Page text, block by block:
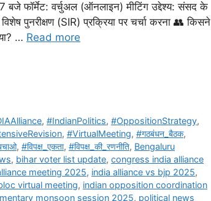
फॉर्मेट: वर्चुअल (ऑनलाइन) मीटिंग उद्देश्य: संसद के
पुनरीक्षण (SIR) प्रक्रिया पर चर्चा करना 👥 किसने
… Read more
,#IndianPolitics,#OppositionStrategy,
, #VirtualMeeting, #गठबंधन_बैठक,
, #विपक्ष_एकता, #विपक्ष_की_रणनीति, Bengaluru
, bihar voter list update, congress india alliance
meeting 2025, india alliance vs bjp 2025,
virtual meeting, indian opposition coordination
monsoon session 2025, political news